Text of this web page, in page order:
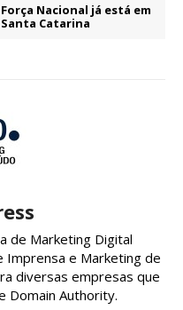
Força Nacional já está em
Santa Catarina
de Marketing Digital
Imprensa e Marketing de
diversas empresas que
Domain Authority.